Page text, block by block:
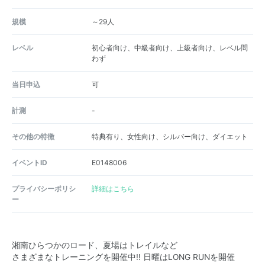
規模 ～29人
レベル
初心者向け、中級者向け、上級者向け、レベル問
わず
当日申込 可
計測 -
その他の特徴 特典有り、女性向け、シルバー向け、ダイエット
イベントID E0148006
プライバシーポリシ
ー
詳細はこちら
湘南ひらつかのロード、夏場はトレイルなど
さまざまなトレーニングを開催中!! 日曜はLONG RUNを開催